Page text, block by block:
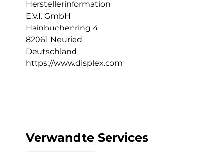
Herstellerinformation
E.V.I. GmbH
Hainbuchenring 4
82061 Neuried
Deutschland
https://www.displex.com
Verwandte Services